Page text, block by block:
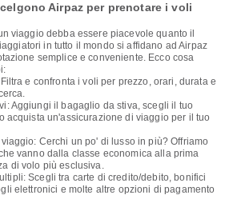
Airpaz per prenotare i voli
viaggio debba essere piacevole quanto il
in tutto il mondo si affidano ad Airpaz
semplice e conveniente. Ecco cosa
e confronta i voli per prezzo, orari, durata e
Aggiungi il bagaglio da stiva, scegli il tuo
acquista un'assicurazione di viaggio per il tuo
Cerchi un po' di lusso in più? Offriamo
vanno dalla classe economica alla prima
di volo più esclusiva.
Scegli tra carte di credito/debito, bonifici
elettronici e molte altre opzioni di pagamento